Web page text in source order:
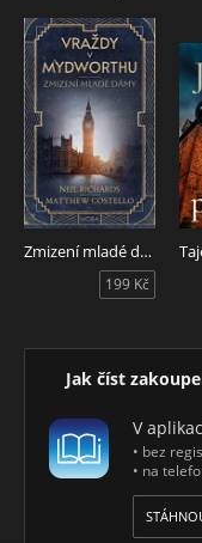
Zmizení mladé dámy
199 Kč
Jak číst
V
• bez
• na